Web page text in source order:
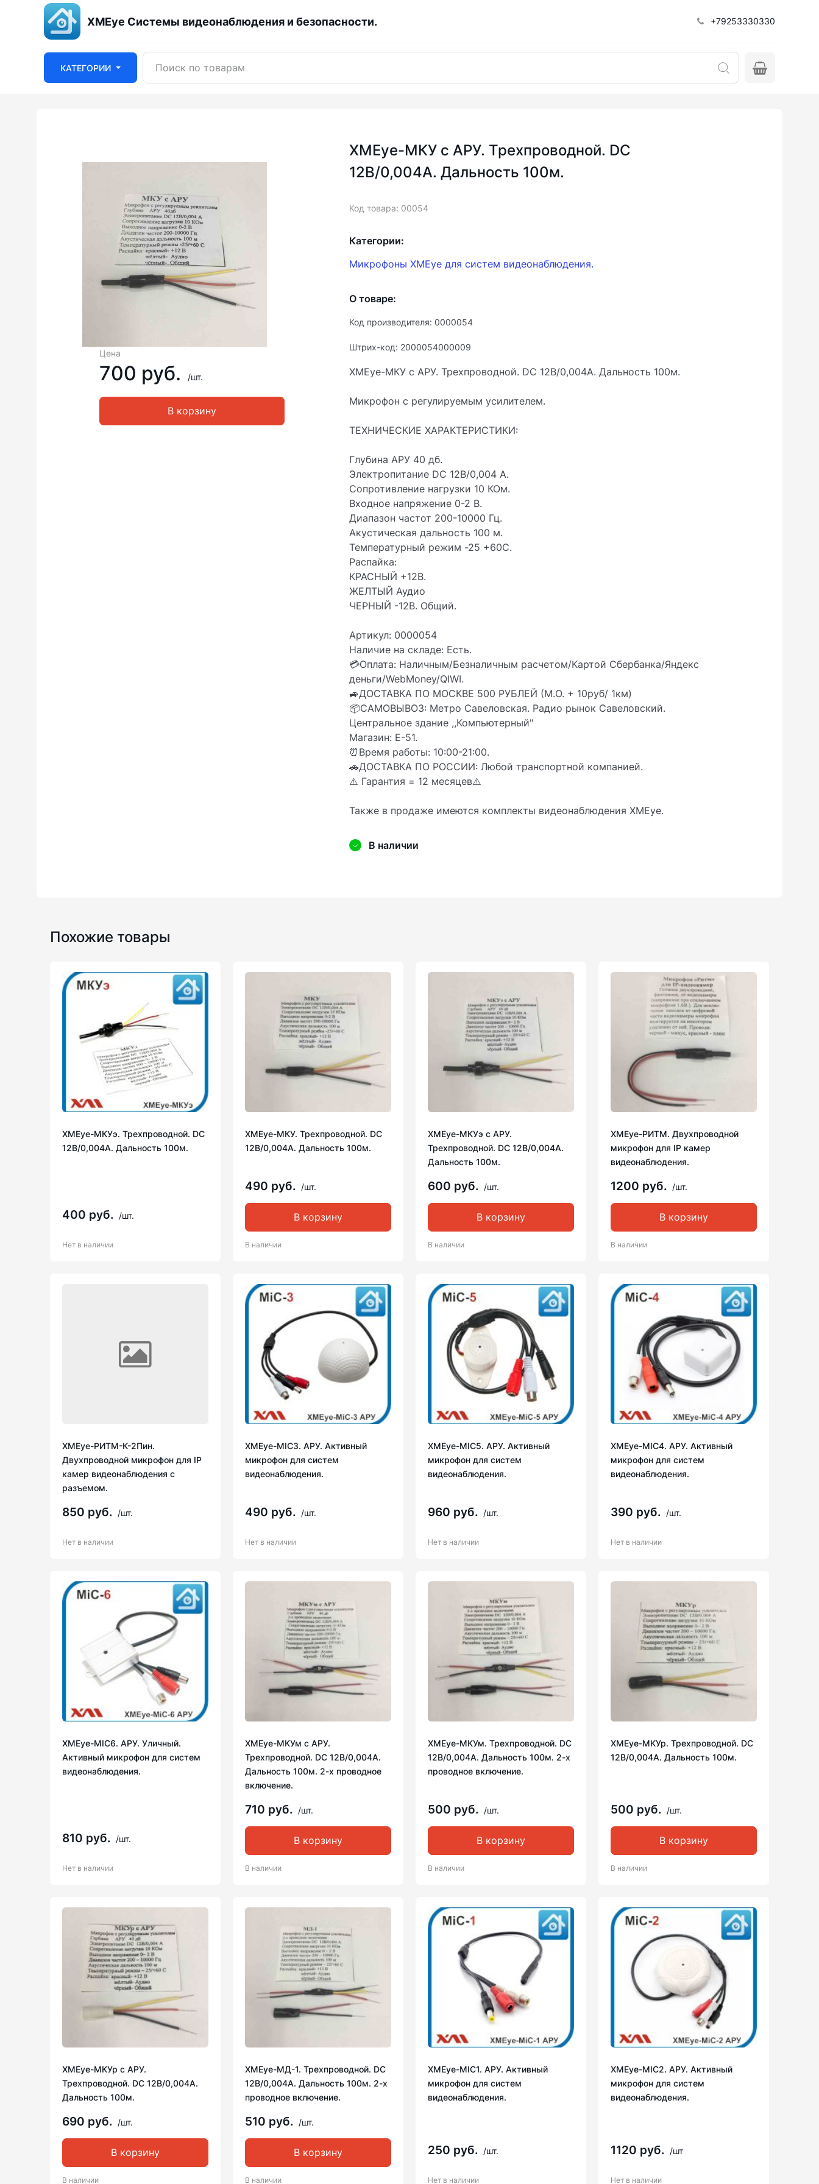
XMEye Системы видеонаблюдения и безопасности. +79253330330
КАТЕГОРИИ
Цена
700 руб. /шт.
В корзину
XMEye-МКУ с АРУ. Трехпроводной. DC
12В/0,004А. Дальность 100м.
Код товара: 00054
Категории:
Микрофоны XMEye для систем видеонаблюдения.
О товаре:
Код производителя: 0000054
Штрих-код: 2000054000009
XMEye-МКУ с АРУ. Трехпроводной. DC 12В/0,004А. Дальность 100м.
Микрофон с регулируемым усилителем.
ТЕХНИЧЕСКИЕ ХАРАКТЕРИСТИКИ:
Глубина АРУ 40 дб.
Электропитание DC 12В/0,004 А.
Сопротивление нагрузки 10 КОм.
Входное напряжение 0-2 В.
Диапазон частот 200-10000 Гц.
Акустическая дальность 100 м.
Температурный режим -25 +60С.
Распайка:
КРАСНЫЙ +12В.
ЖЕЛТЫЙ Аудио
ЧЕРНЫЙ -12В. Общий.
Артикул: 0000054
Наличие на складе: Есть.
💳Оплата: Наличным/Безналичным расчетом/Картой Сбербанка/Яндекс
деньги/WebMoney/QIWI.
🚙ДОСТАВКА ПО МОСКВЕ 500 РУБЛЕЙ (М.О. + 10руб/ 1км)
📦CАМОВЫВОЗ: Метро Савеловская. Радио рынок Савеловский.
Центральное здание ,,Компьютерный"
Магазин: Е-51.
⏰Время работы: 10:00-21:00.
🚗ДОСТАВКА ПО РОССИИ: Любой транспортной компанией.
⚠️ Гарантия = 12 месяцев⚠️
Также в продаже имеются комплекты видеонаблюдения XMEye.
В наличии
Похожие товары
XMEye-МКУэ. Трехпроводной. DC
12В/0,004А. Дальность 100м.
400 руб. /шт.
Нет в наличии
XMEye-МКУ. Трехпроводной. DC
12В/0,004А. Дальность 100м.
490 руб. /шт.
В корзину
В наличии
XMEye-МКУэ с АРУ.
Трехпроводной. DC 12В/0,004А.
Дальность 100м.
600 руб. /шт.
В корзину
В наличии
XMEye-РИТМ. Двухпроводной
микрофон для IP камер
видеонаблюдения.
1200 руб. /шт.
В корзину
В наличии
XMEye-РИТМ-К-2Пин.
Двухпроводной микрофон для IP
камер видеонаблюдения с
разъемом.
850 руб. /шт.
Нет в наличии
XMEye-MIC3. АРУ. Активный
микрофон для систем
видеонаблюдения.
490 руб. /шт.
Нет в наличии
XMEye-MIC5. АРУ. Активный
микрофон для систем
видеонаблюдения.
960 руб. /шт.
Нет в наличии
XMEye-MIC4. АРУ. Активный
микрофон для систем
видеонаблюдения.
390 руб. /шт.
Нет в наличии
XMEye-MIC6. АРУ. Уличный.
Активный микрофон для систем
видеонаблюдения.
810 руб. /шт.
Нет в наличии
XMEye-МКУм с АРУ.
Трехпроводной. DC 12В/0,004А.
Дальность 100м. 2-х проводное
включение.
710 руб. /шт.
В корзину
В наличии
XMEye-МКУм. Трехпроводной. DC
12В/0,004А. Дальность 100м. 2-х
проводное включение.
500 руб. /шт.
В корзину
В наличии
XMEye-МКУр. Трехпроводной. DC
12В/0,004А. Дальность 100м.
500 руб. /шт.
В корзину
В наличии
XMEye-МКУр с АРУ.
Трехпроводной. DC 12В/0,004А.
Дальность 100м.
690 руб. /шт.
В корзину
В наличии
XMEye-МД-1. Трехпроводной. DC
12В/0,004А. Дальность 100м. 2-х
проводное включение.
510 руб. /шт.
В корзину
В наличии
XMEye-MIC1. АРУ. Активный
микрофон для систем
видеонаблюдения.
250 руб. /шт.
Нет в наличии
XMEye-MIC2. АРУ. Активный
микрофон для систем
видеонаблюдения.
1120 руб. /шт
Нет в наличии